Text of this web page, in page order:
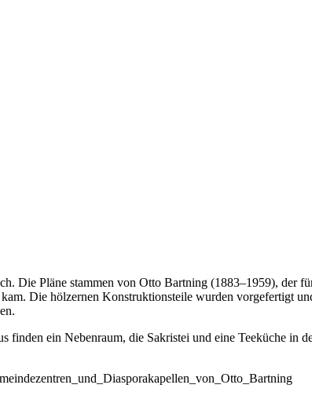
Die Pläne stammen von Otto Bartning (1883–1959), der
Die hölzernen Konstruktionsteile wurden vorgefertigt
ein Nebenraum, die Sakristei und eine Teeküche in